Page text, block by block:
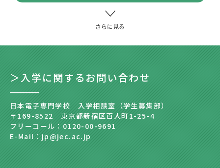
＞入学に関するお問い合わせ
日本電子専門学校 入学相談室（学生募集部）
〒169-8522 東京都新宿区百人町1-25-4
フリーコール：0120-00-9691
E-Mail：jp@jec.ac.jp